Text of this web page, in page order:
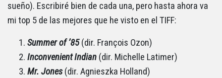
sueño). Escribiré bien de cada una, pero hasta ahora va
mi top 5 de las mejores que he visto en el TIFF:
Summer of ’85(dir. François Ozon)
Inconvenient Indian (dir. Michelle Latimer)
Mr. Jones(dir. Agnieszka Holland)